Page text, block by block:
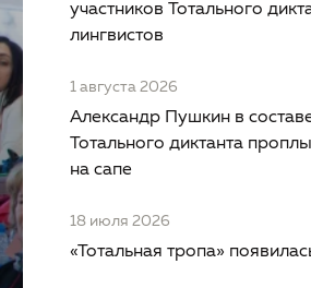
участников Тотального
лингвистов
1 августа 2026
Александр Пушкин в
Тотального диктанта
на сапе
18 июля 2026
«Тотальная тропа»